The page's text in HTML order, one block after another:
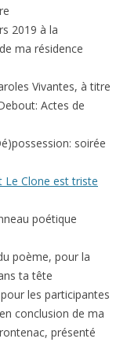
2019 à la
ma résidence
Vivantes, à titre
Actes de
soirée
Le Clone est triste
poétique
poème, pour la
ta tête
les participantes
conclusion de ma
présenté